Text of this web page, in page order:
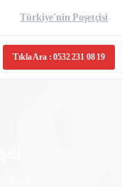
Türkiye'nin Poşetçisi
Tıkla Ara : 0532 231 08 19